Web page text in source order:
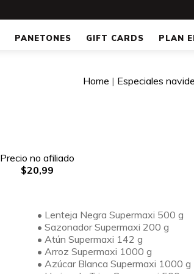
PANETONES GIFT CARDS PLAN
Home | Especiales
Precio no afiliado
$20,99
• Lenteja Negra Supermaxi 500 g
• Sazonador Supermaxi 200 g
• Atún Supermaxi 142 g
• Arroz Supermaxi 1000 g
• Azúcar Blanca Supermaxi 1000 g